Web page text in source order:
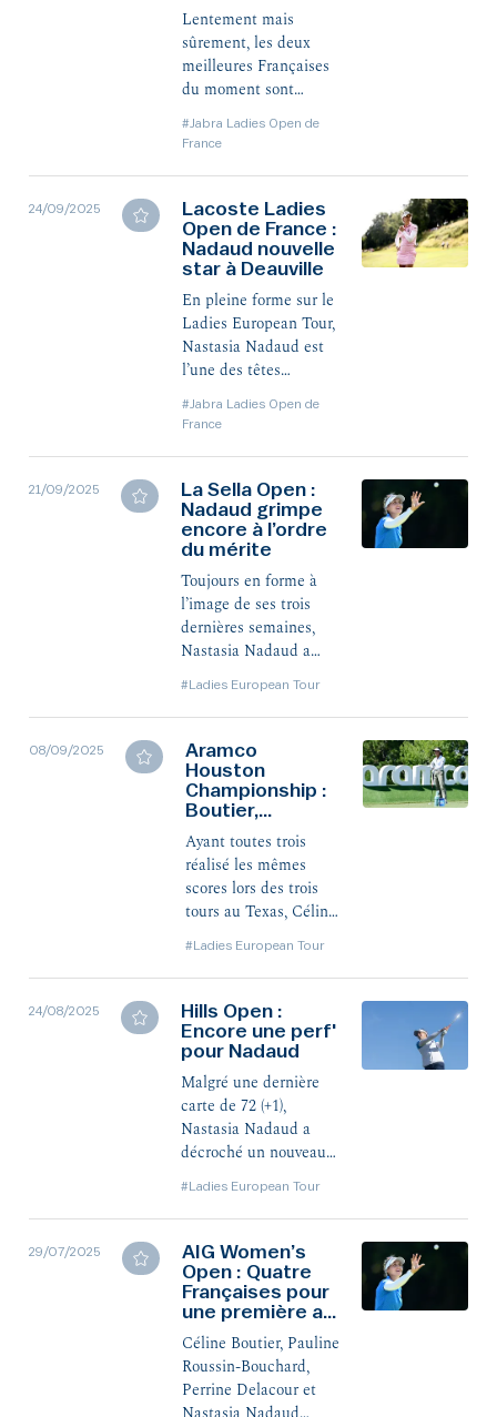
Lentement mais
sûrement, les deux
meilleures Françaises
du moment sont
classement pour
Canadienne de 16 ans
Anna Huang a quant à
elle signé un deuxième
succès consécutif sur
le LET !
#Jabra Ladies Open de
France
24/09/2025
Lacoste Ladies
Open de France :
Nadaud nouvelle
star à Deauville
En pleine forme sur le
Ladies European Tour,
Nastasia Nadaud est
l’une des têtes
Ladies Open de
#Jabra Ladies Open de
France
21/09/2025
La Sella Open :
Nadaud grimpe
encore à l’ordre
du mérite
Toujours en forme à
l’image de ses trois
dernières semaines,
Nastasia Nadaud a
grimpée au 7e rang de
l’ordre du mérite.
#Ladies European Tour
08/09/2025
Aramco
Houston
Championship :
Boutier,
Nadaud 5es
Ayant toutes trois
réalisé les mêmes
scores lors des trois
tours au Texas, Céline
Nadaud ont fini 5es ex
æquo ce dimanche.
#Ladies European Tour
24/08/2025
Hills Open :
Encore une perf'
pour Nadaud
Malgré une dernière
carte de 72 (+1),
Nastasia Nadaud a
décroché un nouveau
coups de l'amateur
suédoise Meja
Örtengren.
#Ladies European Tour
29/07/2025
AIG Women’s
Open : Quatre
Françaises pour
une première au
pays de Galles
Céline Boutier, Pauline
Roussin-Bouchard,
Perrine Delacour et